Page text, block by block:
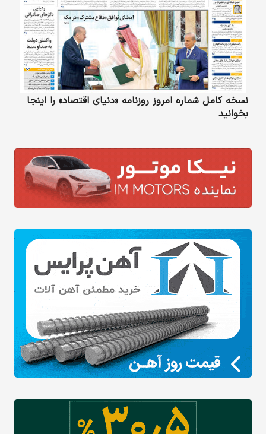
نسخه کامل شماره امروز روزنامه «دنیای‌ اقتصاد» را اینجا
بخوانید